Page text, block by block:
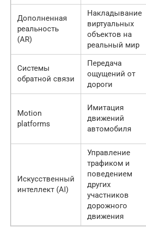
Дополненная
реальность
(AR)
Накладывание
виртуальных
объектов на
реальный мир
Системы
обратной связи
Передача
ощущений от
дороги
Motion
platforms
Имитация
движений
автомобиля
Искусственный
интеллект (AI)
Управление
трафиком и
поведением
других
участников
дорожного
движения